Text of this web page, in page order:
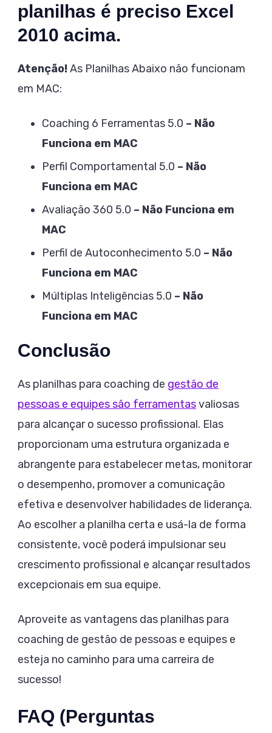
planilhas é preciso Excel
2010 acima.
Atenção!As Planilhas Abaixo não funcionam
em MAC:
Coaching 6 Ferramentas 5.0 – Não
Funciona em MAC
Perfil Comportamental 5.0 – Não
Funciona em MAC
Avaliação 360 5.0 – Não Funciona em
MAC
Perfil de Autoconhecimento 5.0 – Não
Funciona em MAC
Múltiplas Inteligências 5.0 – Não
Funciona em MAC
Conclusão
As planilhas para coaching de gestão de
pessoas e equipes são ferramentasvaliosas
para alcançar o sucesso profissional. Elas
proporcionam uma estrutura organizada e
abrangente para estabelecer metas, monitorar
o desempenho, promover a comunicação
efetiva e desenvolver habilidades de liderança.
Ao escolher a planilha certa e usá-la de forma
consistente, você poderá impulsionar seu
crescimento profissional e alcançar resultados
excepcionais em sua equipe.
Aproveite as vantagens das planilhas para
coaching de gestão de pessoas e equipes e
esteja no caminho para uma carreira de
sucesso!
FAQ (Perguntas